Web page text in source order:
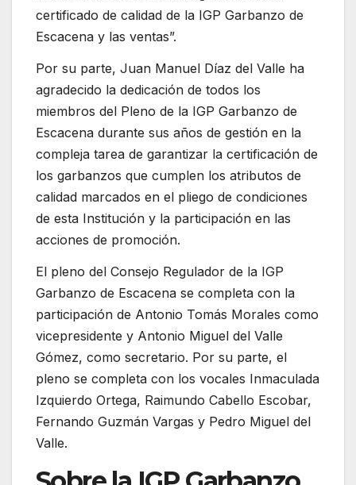
certificado de calidad de la IGP Garbanzo de
Escacena y las ventas”.
Por su parte, Juan Manuel Díaz del Valle ha
agradecido la dedicación de todos los
miembros del Pleno de la IGP Garbanzo de
Escacena durante sus años de gestión en la
compleja tarea de garantizar la certificación de
los garbanzos que cumplen los atributos de
calidad marcados en el pliego de condiciones
de esta Institución y la participación en las
acciones de promoción.
El pleno del Consejo Regulador de la IGP
Garbanzo de Escacena se completa con la
participación de Antonio Tomás Morales como
vicepresidente y Antonio Miguel del Valle
Gómez, como secretario. Por su parte, el
pleno se completa con los vocales Inmaculada
Izquierdo Ortega, Raimundo Cabello Escobar,
Fernando Guzmán Vargas y Pedro Miguel del
Valle.